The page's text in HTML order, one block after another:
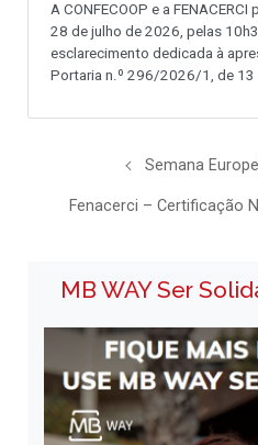
A CONFECOOP e a
28 de julho de 2026, pelas
esclarecimento dedicada à
Portaria n.º 296/2026/1, de 13
Semana
Fenacerci – Certificação
MB WAY Ser